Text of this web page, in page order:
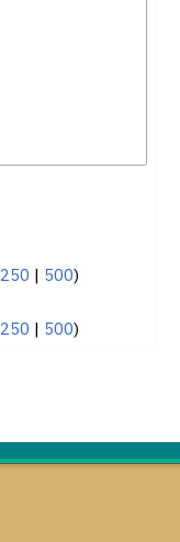
250 | 500)
250 | 500)